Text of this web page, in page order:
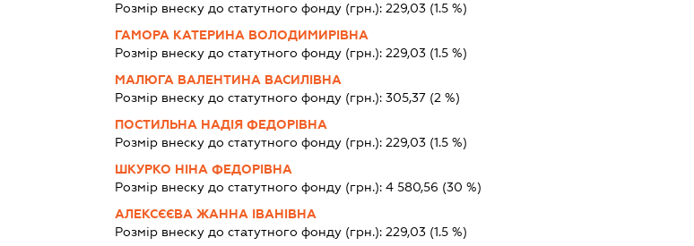
Розмір внеску до статутного фонду (грн.):229,03 (1.5 %)
ГАМОРА КАТЕРИНА ВОЛОДИМИРІВНА
Розмір внеску до статутного фонду (грн.):229,03 (1.5 %)
МАЛЮГА ВАЛЕНТИНА ВАСИЛІВНА
Розмір внеску до статутного фонду (грн.):305,37 (2 %)
ПОСТИЛЬНА НАДІЯ ФЕДОРІВНА
Розмір внеску до статутного фонду (грн.):229,03 (1.5 %)
ШКУРКО НІНА ФЕДОРІВНА
Розмір внеску до статутного фонду (грн.):4 580,56 (30 %)
АЛЕКСЄЄВА ЖАННА ІВАНІВНА
Розмір внеску до статутного фонду (грн.):229,03 (1.5 %)